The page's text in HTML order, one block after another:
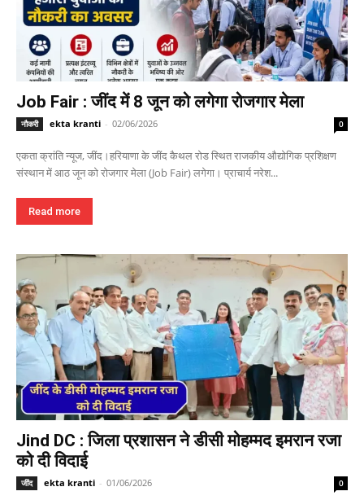
Job Fair : जींद में 8 जून को लगेगा रोजगार मेला
नौकरी ekta kranti - 02/06/2026 0
एकता क्रांति न्यूज, जींद।हरियाणा के जींद कैथल रोड स्थित राजकीय औद्योगिक प्रशिक्षण
संस्थान में आठ जून को रोजगार मेला (Job Fair) लगेगा। प्राचार्य नरेश...
Read more
Jind DC : जिला प्रशासन ने डीसी मोहम्मद इमरान रजा
को दी विदाई
जींद ekta kranti - 01/06/2026 0